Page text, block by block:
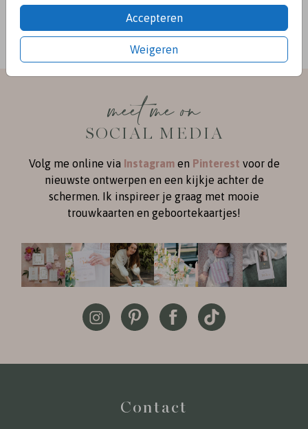
Accepteren
Weigeren
meet me on
SOCIAL MEDIA
Volg me online via Instagramen Pinterest voor de
nieuwste ontwerpen en een kijkje achter de
schermen. Ik inspireer je graag met mooie
trouwkaarten en geboortekaartjes!
Contact